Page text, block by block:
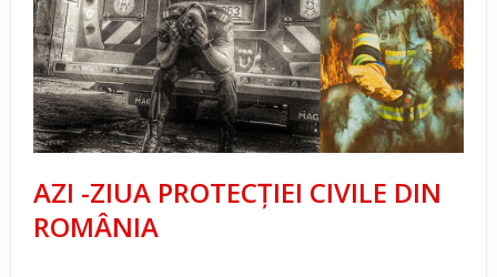
AZI -ZIUA PROTECŢIEI CIVILE DIN
ROMÂNIA